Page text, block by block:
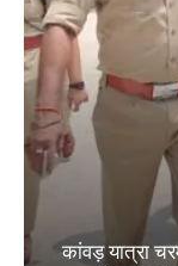
कांवड़ यात्रा